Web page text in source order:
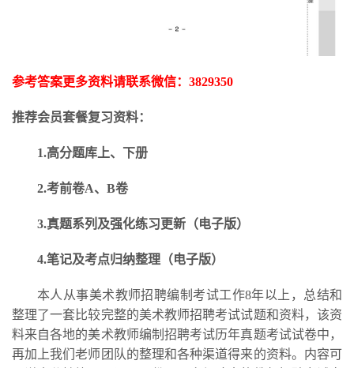
参考答案更多资料请联系微信： 3829350
推荐会员套餐复习资料：
1.高分题库上、下册
2.考前卷A、B卷
3.真题系列及强化练习更新 （电子版）
4.笔记及考点归纳整理（电子版）
本人从事美术教师招聘编制考试工作8年以上，总结和
整理了一套比较完整的美术教师招聘考试试题和资料，该资
料来自各地的美术教师编制招聘考试历年真题考试试卷中，
再加上我们老师团队的整理和各种渠道得来的资料。内容可